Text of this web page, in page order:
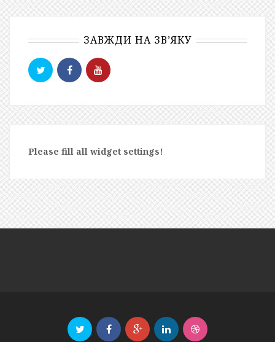
ЗАВЖДИ НА ЗВ’ЯКУ
Please fill all widget settings!